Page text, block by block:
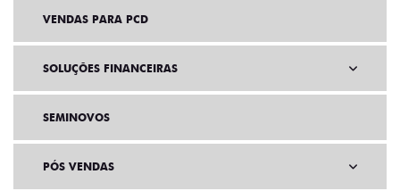
VENDAS PARA PCD
SOLUÇÕES FINANCEIRAS
SEMINOVOS
PÓS VENDAS